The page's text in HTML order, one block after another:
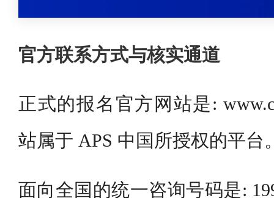
官方联系方式与核实通道
正式的报名官方网站是:
站属于 APS 中国所授权的平台
面向全国的统一咨询号码是: